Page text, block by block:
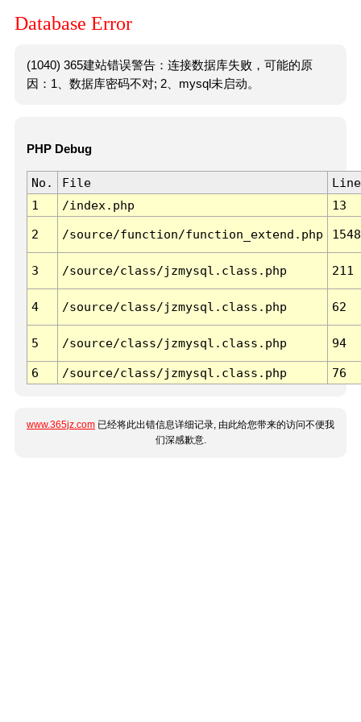
Database Error
(1040) 365建站错误警告：连接数据库失败，可能的原
因：1、数据库密码不对; 2、mysql未启动。
PHP Debug
No. File
Line
1
/index.php 13
2 /source/function/function_extend.php 1548
3 /source/class/jzmysql.class.php 211
4 /source/class/jzmysql.class.php 62
5 /source/class/jzmysql.class.php 94
6 /source/class/jzmysql.class.php 76
www.365jz.com 已经将此出错信息详细记录, 由此给您带来的访问不便我
们深感歉意.